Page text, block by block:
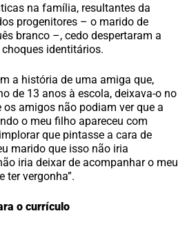
na família, resultantes da
progenitores – o marido de
branco –, cedo despertaram a
identitários.
a história de uma amiga que,
de 13 anos à escola, deixava-o no
os amigos não podiam ver que a
o meu filho apareceu com
que pintasse a cara de
marido que isso não iria
iria deixar de acompanhar o meu
ter vergonha”.
o currículo